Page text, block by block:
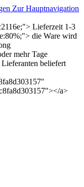
Zur Hauptnavigation
Lieferzeit 1-3
die Ware wird
mehr Tage
beliefert
a>